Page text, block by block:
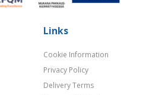
Links
Cookie Information
Privacy Policy
Delivery Terms